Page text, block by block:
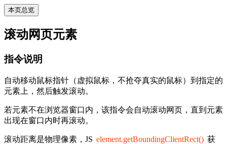
本页总览
滚动网页元素
指令说明
自动移动鼠标指针（虚拟鼠标，不抢夺真实的鼠标）到指定的
元素上，然后触发滚动。
若元素不在浏览器窗口内，该指令会自动滚动网页，直到元素
出现在窗口内时再滚动。
滚动距离是物理像素，JS element.getBoundingClientRect() 获